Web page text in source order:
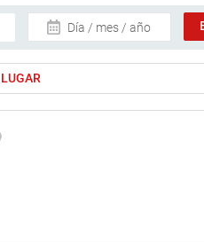
Día / mes / año
LUGAR